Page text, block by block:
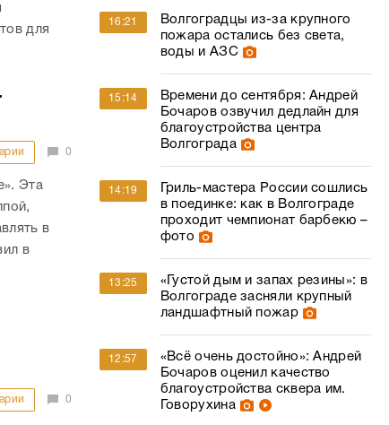
для
0
Эта
в
в
0
16:21
Волгоградцы из-за крупного
пожара остались без света,
воды и АЗС
15:14
Времени до сентября: Андрей
Бочаров озвучил дедлайн для
благоустройства центра
Волгограда
14:19
Гриль-мастера России сошлись
в поединке: как в Волгограде
проходит чемпионат барбекю –
фото
13:25
«Густой дым и запах резины»: в
Волгограде засняли крупный
ландшафтный пожар
12:57
«Всё очень достойно»: Андрей
Бочаров оценил качество
благоустройства сквера им.
Говорухина